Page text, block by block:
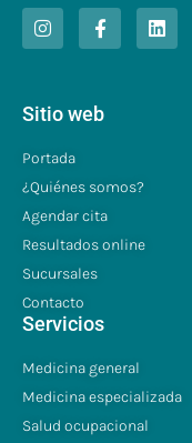
Sitio web
Portada
¿Quiénes somos?
Agendar cita
Resultados online
Sucursales
Contacto
Servicios
Medicina general
Medicina especializada
Salud ocupacional